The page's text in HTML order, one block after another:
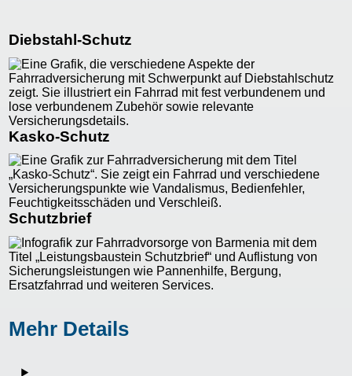
Diebstahl-Schutz
Kasko-Schutz
Schutzbrief
Mehr Details